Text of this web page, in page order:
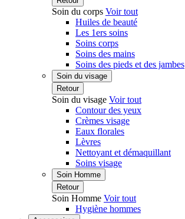
Soin du corps Voir tout
Huiles de beauté
Les 1ers soins
Soins corps
Soins des mains
Soins des pieds et des jambes
Soin du visage
Retour
Soin du visage Voir tout
Contour des yeux
Crèmes visage
Eaux florales
Lèvres
Nettoyant et démaquillant
Soins visage
Soin Homme
Retour
Soin Homme Voir tout
Hygiène hommes